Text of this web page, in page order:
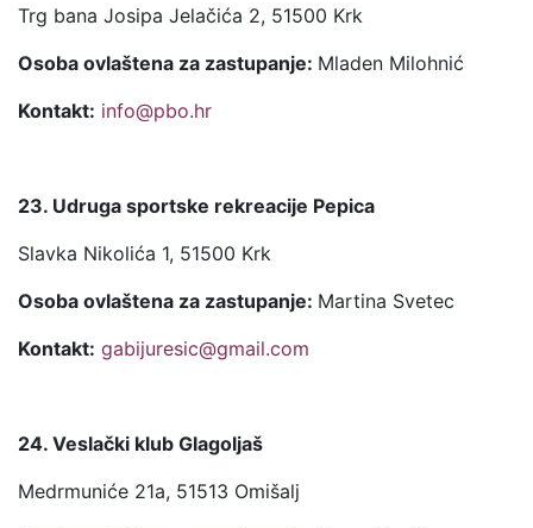
Trg bana Josipa Jelačića 2, 51500 Krk
Osoba ovlaštena za zastupanje: Mladen Milohnić
Kontakt: info@pbo.hr
23. Udruga sportske rekreacije Pepica
Slavka Nikolića 1, 51500 Krk
Osoba ovlaštena za zastupanje: Martina Svetec
Kontakt: gabijuresic@gmail.com
24. Veslački klub Glagoljaš
Medrmuniće 21a, 51513 Omišalj